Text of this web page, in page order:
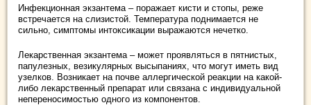
Инфекционная экзантема – поражает кисти и стопы, реже
встречается на слизистой. Температура поднимается не
сильно, симптомы интоксикации выражаются нечетко.
Лекарственная экзантема – может проявляться в пятнистых,
папулезных, везикулярных высыпаниях, что могут иметь вид
узелков. Возникает на почве аллергической реакции на какой-
либо лекарственный препарат или связана с индивидуальной
непереносимостью одного из компонентов.